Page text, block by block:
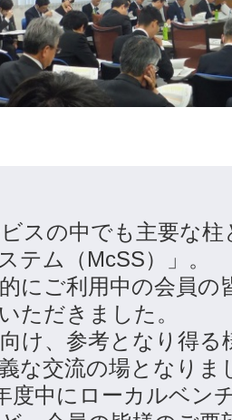
スの中でも主要な
テム（McSS）」。
にご利用中の会員の
ただきました。
け、参考となり得る
な交流の場となりま
度中にローカルベン